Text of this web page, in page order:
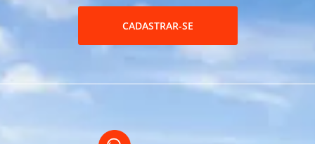
CADASTRAR-SE